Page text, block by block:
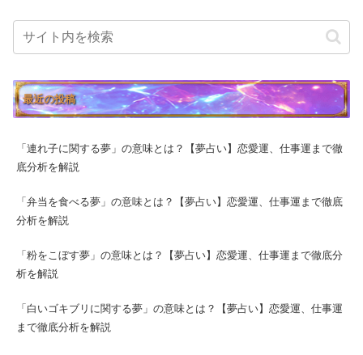
最近の投稿
「連れ子に関する夢」の意味とは？【夢占い】恋愛運、仕事運まで徹
底分析を解説
「弁当を食べる夢」の意味とは？【夢占い】恋愛運、仕事運まで徹底
分析を解説
「粉をこぼす夢」の意味とは？【夢占い】恋愛運、仕事運まで徹底分
析を解説
「白いゴキブリに関する夢」の意味とは？【夢占い】恋愛運、仕事運
まで徹底分析を解説